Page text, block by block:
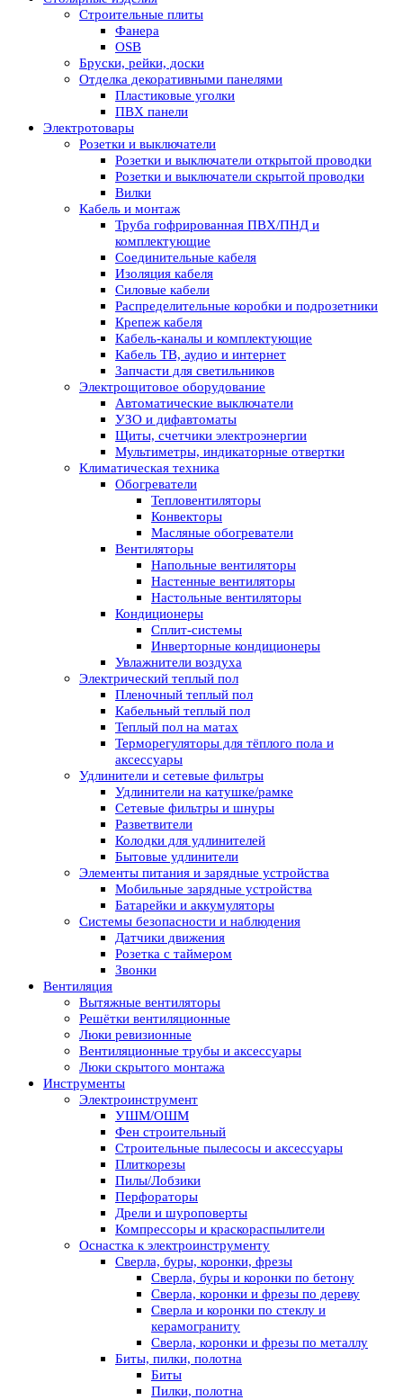
Строительные плиты
Фанера
OSB
Бруски, рейки, доски
Отделка декоративными панелями
Пластиковые уголки
ПВХ панели
Электротовары
Розетки и выключатели
Розетки и выключатели открытой проводки
Розетки и выключатели скрытой проводки
Вилки
Кабель и монтаж
Труба гофрированная ПВХ/ПНД и
комплектующие
Соединительные кабеля
Изоляция кабеля
Силовые кабели
Распределительные коробки и подрозетники
Крепеж кабеля
Кабель-каналы и комплектующие
Кабель ТВ, аудио и интернет
Запчасти для светильников
Электрощитовое оборудование
Автоматические выключатели
УЗО и дифавтоматы
Щиты, счетчики электроэнергии
Мультиметры, индикаторные отвертки
Климатическая техника
Обогреватели
Тепловентиляторы
Конвекторы
Масляные обогреватели
Вентиляторы
Напольные вентиляторы
Настенные вентиляторы
Настольные вентиляторы
Кондиционеры
Сплит-системы
Инверторные кондиционеры
Увлажнители воздуха
Электрический теплый пол
Пленочный теплый пол
Кабельный теплый пол
Теплый пол на матах
Терморегуляторы для тёплого пола и
аксессуары
Удлинители и сетевые фильтры
Удлинители на катушке/рамке
Сетевые фильтры и шнуры
Разветвители
Колодки для удлинителей
Бытовые удлинители
Элементы питания и зарядные устройства
Мобильные зарядные устройства
Батарейки и аккумуляторы
Системы безопасности и наблюдения
Датчики движения
Розетка с таймером
Звонки
Вентиляция
Вытяжные вентиляторы
Решётки вентиляционные
Люки ревизионные
Вентиляционные трубы и аксессуары
Люки скрытого монтажа
Инструменты
Электроинструмент
УШМ/ОШМ
Фен строительный
Строительные пылесосы и аксессуары
Плиткорезы
Пилы/Лобзики
Перфораторы
Дрели и шуроповерты
Компрессоры и краскораспылители
Оснастка к электроинструменту
Сверла, буры, коронки, фрезы
Сверла, буры и коронки по бетону
Сверла, коронки и фрезы по дереву
Сверла и коронки по стеклу и
керамограниту
Сверла, коронки и фрезы по металлу
Биты, пилки, полотна
Биты
Пилки, полотна